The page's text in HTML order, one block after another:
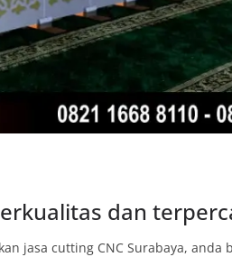
dan
jasa cutting CNC Surabaya, anda